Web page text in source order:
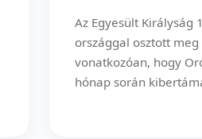
Az Egyesült Királyság
országgal osztott
vonatkozóan, hogy
hónap során